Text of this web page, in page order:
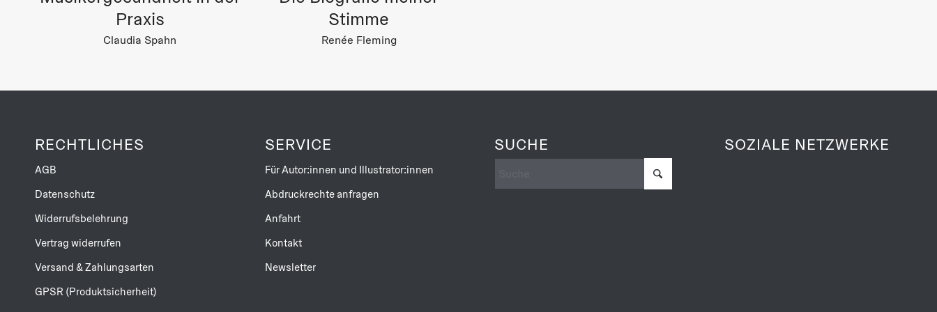
EINE REISE DURCH DAS LEBEN DES AUSNAHMEKÜNSTLERS
Musiker:innen, mit denen Pärt seine Weltpremieren feierte, und begleitet junge Interpret:innen, die sich
Persönlichkeit des großen Komponisten und ist so das perfekte Geschenk für alle Liebhaber:innen
klassischer Musik.
Praxis
Claudia Spahn
Stimme
Renée Fleming
RECHTLICHES
AGB
Datenschutz
Widerrufsbelehrung
Vertrag widerrufen
Versand & Zahlungsarten
GPSR (Produktsicherheit)
SERVICE
Für Autor:innen und Illustrator:innen
Abdruckrechte anfragen
Anfahrt
Kontakt
Newsletter
SUCHE SOZIALE NETZWERKE